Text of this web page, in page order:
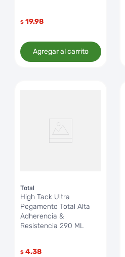
$ 19.98
Agregar al carrito
Total
High Tack Ultra
Pegamento Total Alta
Adherencia &
Resistencia 290 ML
$ 4.38